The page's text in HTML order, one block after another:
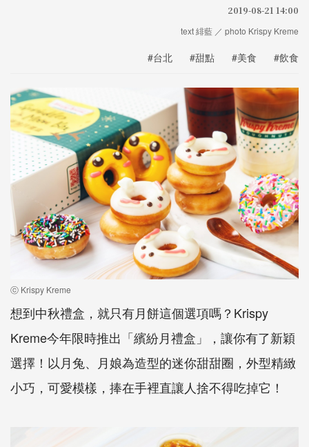
2019-08-21 14:00
text 緋藍 ／ photo Krispy Kreme
#台北 #甜點 #美食 #飲食
ⓒ Krispy Kreme
想到中秋禮盒，就只有月餅這個選項嗎？Krispy
Kreme今年限時推出「繽紛月禮盒」，讓你有了新穎
選擇！以月兔、月娘為造型的迷你甜甜圈，外型精緻
小巧，可愛模樣，捧在手裡直讓人捨不得吃掉它！